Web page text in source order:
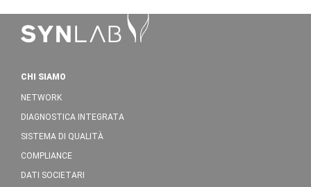
CHI SIAMO
NETWORK
DIAGNOSTICA INTEGRATA
SISTEMA DI QUALITÀ
COMPLIANCE
DATI SOCIETARI